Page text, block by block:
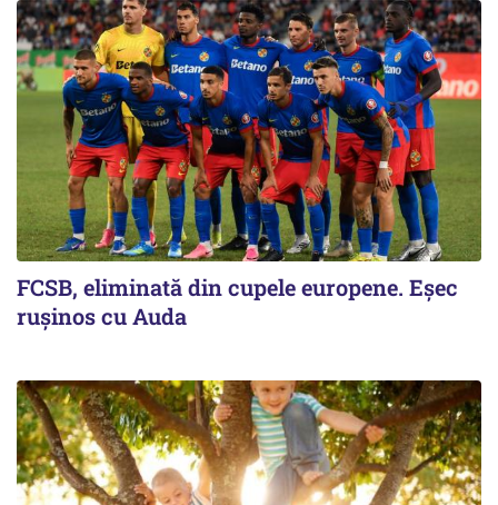
FCSB, eliminată din cupele europene. Eşec
ruşinos cu Auda